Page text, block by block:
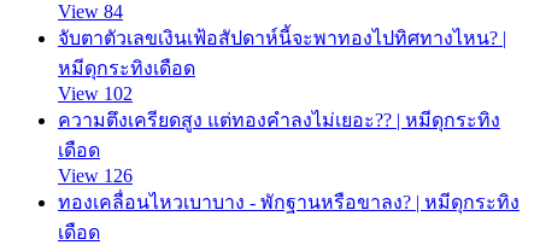
View 84
จับตาตัวเลขเงินเฟ้อสัปดาห์นี้จะพาทองไปทิศทางไหน? |
หมีดุกระทิงเดือด
View 102
ความตึงเครียดสูง แต่ทองคำลงไม่เยอะ?? | หมีดุกระทิง
เดือด
View 126
ทองเคลื่อนไหวเบาบาง - พักฐานหรือขาลง? | หมีดุกระทิง
เดือด